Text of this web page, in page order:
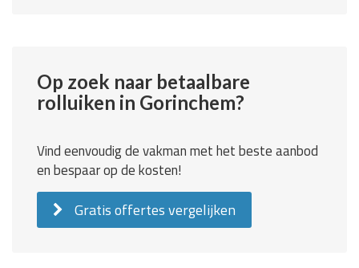
Op zoek naar betaalbare
rolluiken in Gorinchem?
Vind eenvoudig de vakman met het beste aanbod
en bespaar op de kosten!
Gratis offertes vergelijken